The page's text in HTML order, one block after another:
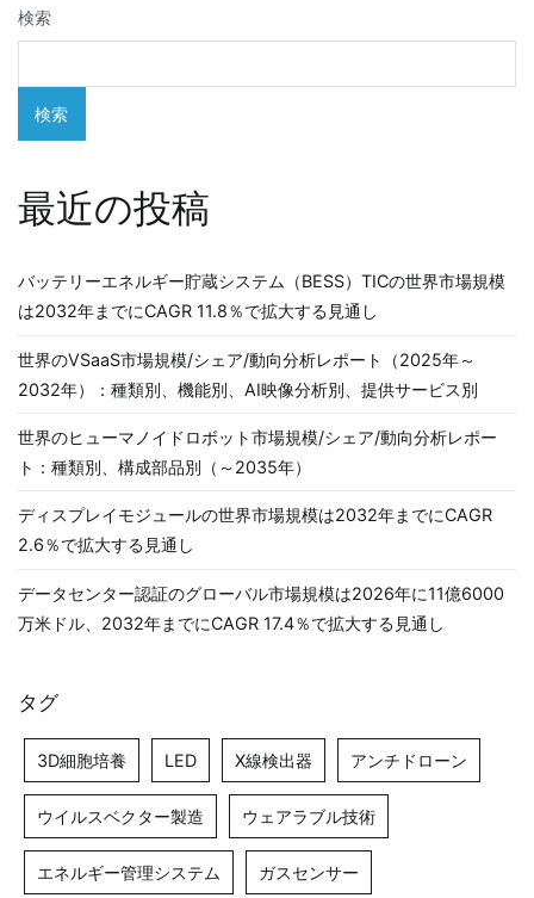
検索
検索
最近の投稿
バッテリーエネルギー貯蔵システム（BESS）TICの世界市場規模
は2032年までにCAGR 11.8％で拡大する見通し
世界のVSaaS市場規模/シェア/動向分析レポート（2025年～
2032年）：種類別、機能別、AI映像分析別、提供サービス別
世界のヒューマノイドロボット市場規模/シェア/動向分析レポー
ト：種類別、構成部品別（～2035年）
ディスプレイモジュールの世界市場規模は2032年までにCAGR
2.6％で拡大する見通し
データセンター認証のグローバル市場規模は2026年に11億6000
万米ドル、2032年までにCAGR 17.4％で拡大する見通し
タグ
3D細胞培養 LED X線検出器 アンチドローン
ウイルスベクター製造 ウェアラブル技術
エネルギー管理システム ガスセンサー